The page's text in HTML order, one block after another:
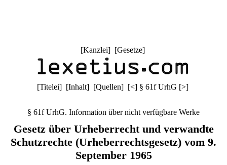
[Kanzlei] [Gesetze]
[Titelei] [Inhalt] [Quellen] [<] § 61f UrhG [>]
§ 61f UrhG. Information über nicht verfügbare Werke
Gesetz über Urheberrecht und verwandte
Schutzrechte (Urheberrechtsgesetz) vom 9.
September 1965